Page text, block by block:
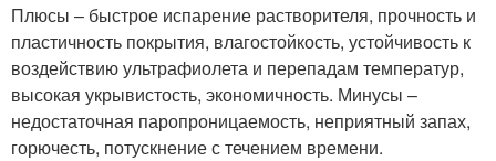
Плюсы – быстрое испарение растворителя, прочность и
пластичность покрытия, влагостойкость, устойчивость к
воздействию ультрафиолета и перепадам температур,
высокая укрывистость, экономичность. Минусы –
недостаточная паропроницаемость, неприятный запах,
горючесть, потускнение с течением времени.